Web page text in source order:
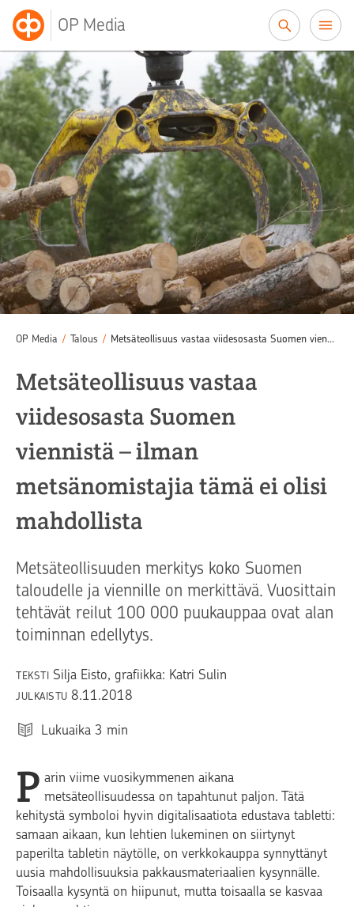
OP Media
OP Media / Talous / Metsäteollisuus vastaa viidesosasta Suomen viennistä – ilman metsänomistajia tämä ei olisi mahdollista
Metsäteollisuus vastaa
viidesosasta Suomen
viennistä – ilman
metsänomistajia tämä ei olisi
mahdollista
Metsäteollisuuden merkitys koko Suomen
taloudelle ja viennille on merkittävä. Vuosittain
tehtävät reilut 100 000 puukauppaa ovat alan
toiminnan edellytys.
TEKSTI Silja Eisto, grafiikka: Katri Sulin
JULKAISTU 8.11.2018
Lukuaika 3 min
P arin viime vuosikymmenen aikana
metsäteollisuudessa on tapahtunut paljon. Tätä
kehitystä symboloi hyvin digitalisaatiota edustava tabletti:
samaan aikaan, kun lehtien lukeminen on siirtynyt
paperilta tabletin näytölle, on verkkokauppa synnyttänyt
uusia mahdollisuuksia pakkausmateriaalien kysynnälle.
Toisaalla kysyntä on hiipunut, mutta toisaalla se kasvaa